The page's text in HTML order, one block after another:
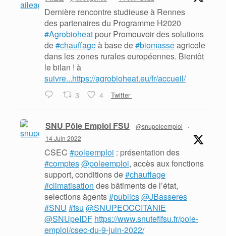
Dernière rencontre studieuse à Rennes
des partenaires du Programme H2020
#Agrobioheat pour Promouvoir des solutions
de#chauffageà base de#biomasseagricole
dans les zones rurales européennes. Bientôt
le bilan ! à
suivre...https://agrobioheat.eu/fr/accueil/
3 4 Twitter
SNU Pôle Emploi FSU @snupoleemploi
·
14 Juin 2022
CSEC #poleemploi : présentation des
#comptes@poleemploi, accès aux fonctions
support, conditions de#chauffage
#climatisation des bâtiments de l’état,
selections ãgents#publics@JBasseres
#SNU #fsu @SNUPEOCCITANIE
@SNUpeIDF https://www.snutefifsu.fr/pole-
emploi/csec-du-9-juin-2022/